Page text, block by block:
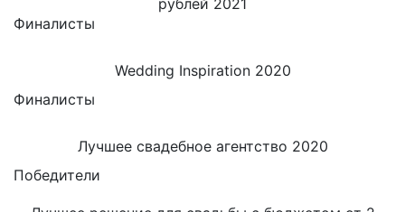
Финалисты
Wedding Inspiration 2020
Финалисты
Лучшее свадебное агентство 2020
Победители